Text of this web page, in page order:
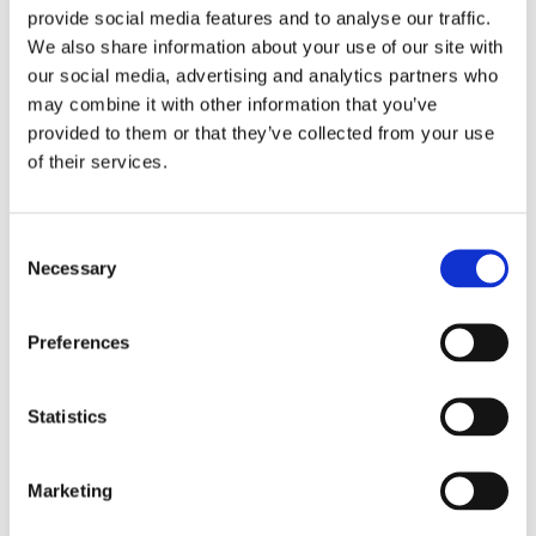
provide social media features and to analyse our traffic.
We also share information about your use of our site with
our social media, advertising and analytics partners who
may combine it with other information that you’ve
provided to them or that they’ve collected from your use
of their services.
Necessary
Preferences
Statistics
Marketing
1 st. Lås SS låg vikt Matte Black.
44,00
Plated 5x10 mm.
Stainless steel Small